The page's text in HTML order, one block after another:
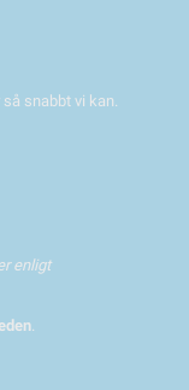
snabbt vi kan.
enligt
.